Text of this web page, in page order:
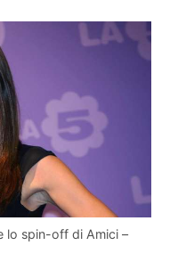
lo spin-off di Amici –